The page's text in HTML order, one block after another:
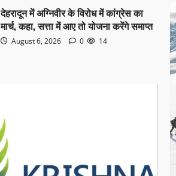
देहरादून में अग्निवीर के विरोध में कांग्रेस का
मार्च, कहा, सत्ता में आए तो योजना करेंगे समाप्त
August 6, 2026 0 14